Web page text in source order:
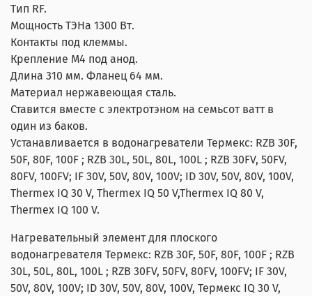
Тип RF.
Мощность ТЭНа 1300 Вт.
Контакты под клеммы.
Крепление M4 под анод.
Длина 310 мм. Фланец 64 мм.
Материал нержавеющая сталь.
Ставится вместе с электротэном на семьсот ватт в
один из баков.
Устанавливается в водонагреватели Термекс: RZB 30F,
50F, 80F, 100F ; RZB 30L, 50L, 80L, 100L ; RZB 30FV, 50FV,
80FV, 100FV; IF 30V, 50V, 80V, 100V; ID 30V, 50V, 80V, 100V,
Thermex IQ 30 V, Thermex IQ 50 V,Thermex IQ 80 V,
Thermex IQ 100 V.
Нагревательный элемент для плоского
водонагревателя Термекс: RZB 30F, 50F, 80F, 100F ; RZB
30L, 50L, 80L, 100L ; RZB 30FV, 50FV, 80FV, 100FV; IF 30V,
50V, 80V, 100V; ID 30V, 50V, 80V, 100V, Термекс IQ 30 V,